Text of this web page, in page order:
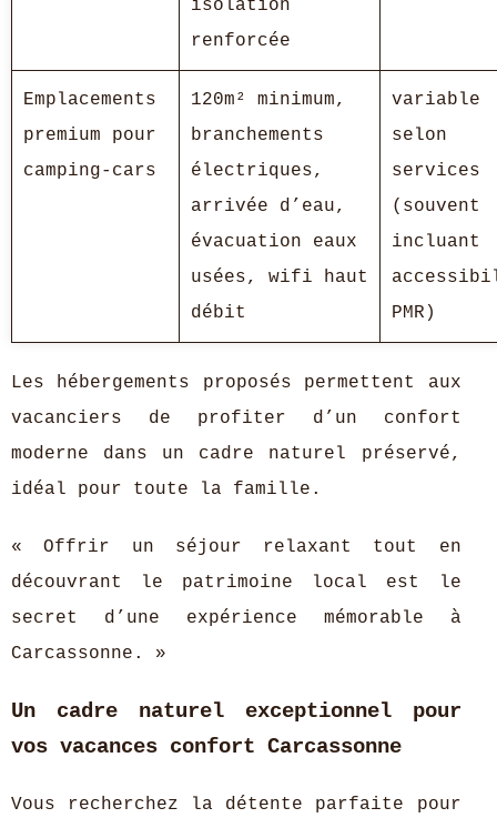
isolation
renforcée
Emplacements
premium pour
camping-cars
120m² minimum,
branchements
électriques,
arrivée d’eau,
évacuation eaux
usées, wifi haut
débit
variable
selon
services
(souvent
incluant
PMR)
Les hébergements proposés permettent aux
vacanciers de profiter d’un confort
moderne dans un cadre naturel préservé,
idéal pour toute la famille.
« Offrir un séjour relaxant tout en
découvrant le patrimoine local est le
secret d’une expérience mémorable à
Carcassonne. »
Un cadre naturel exceptionnel pour
vos vacances confort Carcassonne
Vous recherchez la détente parfaite pour